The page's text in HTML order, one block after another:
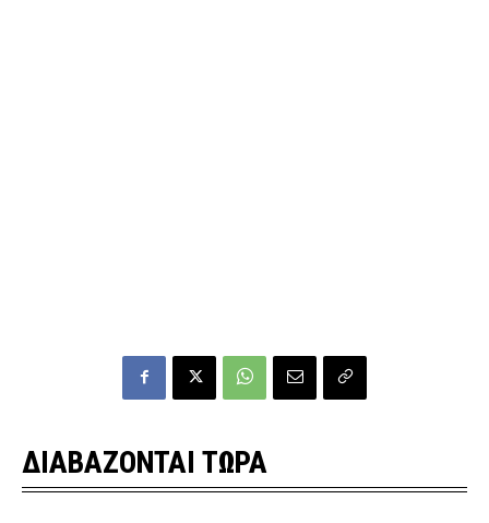
ΔΙΑΒΑΖΟΝΤΑΙ ΤΩΡΑ